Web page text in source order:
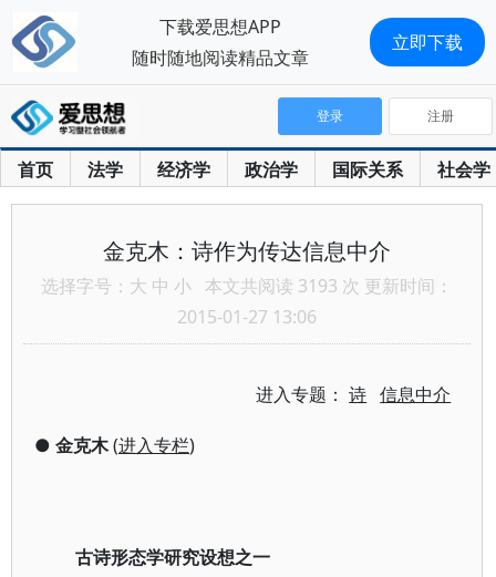
首页 法学 经济学 政治学 国际关系 社会学
登录 注册
金克木：诗作为传达信息中介
选择字号： 大 中 小 本文共阅读 3193 次 更新时间：
2015-01-27 13:06
进入专题：诗 信息中介
● 金克木(进入专栏)
古诗形态学研究设想之一
下载爱思想APP
随时随地阅读精品文章
立即下载